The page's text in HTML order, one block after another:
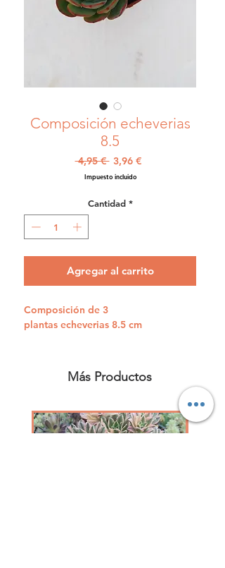
Composición echeverias
8.5
4,95 € Precio
3,96 €Precio
Impuesto incluido
Cantidad *
Agregar al carrito
Composición de 3
plantas echeverias 8.5 cm
Más Productos